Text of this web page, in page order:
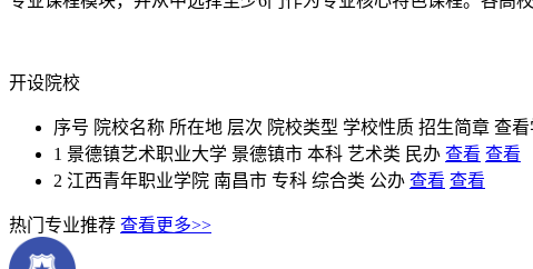
开设院校
序号 院校名称 所在地 层次 院校类型 学校性质 招生简章 查
1 景德镇艺术职业大学 景德镇市 本科 艺术类 民办 查看 查看
2 江西青年职业学院 南昌市 专科 综合类 公办 查看 查看
热门专业推荐 查看更多>>